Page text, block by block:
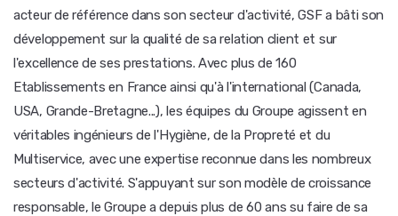
acteur de référence dans son secteur d'activité, GSF a bâti son
développement sur la qualité de sa relation client et sur
l'excellence de ses prestations. Avec plus de 160
Etablissements en France ainsi qu'à l'international (Canada,
USA, Grande-Bretagne...), les équipes du Groupe agissent en
véritables ingénieurs de l'Hygiène, de la Propreté et du
Multiservice, avec une expertise reconnue dans les nombreux
secteurs d'activité. S'appuyant sur son modèle de croissance
responsable, le Groupe a depuis plus de 60 ans su faire de sa